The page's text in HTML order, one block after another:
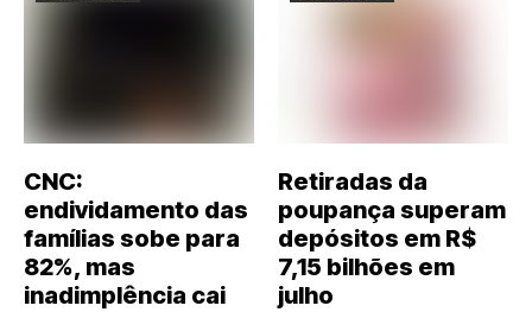
CNC:
endividamento das
famílias sobe para
82%, mas
inadimplência cai
Retiradas da
poupança superam
depósitos em R$
7,15 bilhões em
julho